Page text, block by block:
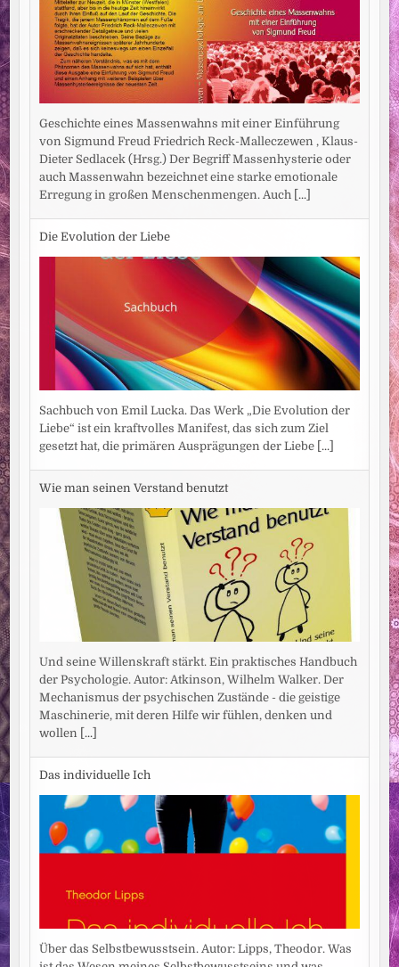
Geschichte eines Massenwahns mit einer Einführung
von Sigmund Freud Friedrich Reck-Malleczewen , Klaus-
Dieter Sedlacek (Hrsg.) Der Begriff Massenhysterie oder
auch Massenwahn bezeichnet eine starke emotionale
Erregung in großen Menschenmengen. Auch
[...]
Die Evolution der Liebe
Sachbuch von Emil Lucka. Das Werk „Die Evolution der
Liebe“ ist ein kraftvolles Manifest, das sich zum Ziel
gesetzt hat, die primären Ausprägungen der Liebe [...]
Wie man seinen Verstand benutzt
Und seine Willenskraft stärkt. Ein praktisches Handbuch
der Psychologie. Autor: Atkinson, Wilhelm Walker. Der
Mechanismus der psychischen Zustände - die geistige
Maschinerie, mit deren Hilfe wir fühlen, denken und
wollen
[...]
Das individuelle Ich
Über das Selbstbewusstsein. Autor: Lipps, Theodor. Was